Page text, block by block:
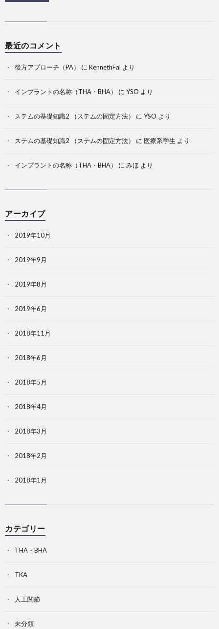
最近のコメント
後方アプローチ（PA） に KennethFal より
インプラントの名称（THA・BHA） に YSO より
ステムの基礎知識2 （ステムの固定方法） に YSO より
ステムの基礎知識2 （ステムの固定方法） に 医療系学生 より
インプラントの名称（THA・BHA） に みほ より
アーカイブ
2019年10月
2019年9月
2019年8月
2019年6月
2018年11月
2018年6月
2018年5月
2018年4月
2018年3月
2018年2月
2018年1月
カテゴリー
THA・BHA
TKA
人工関節
未分類